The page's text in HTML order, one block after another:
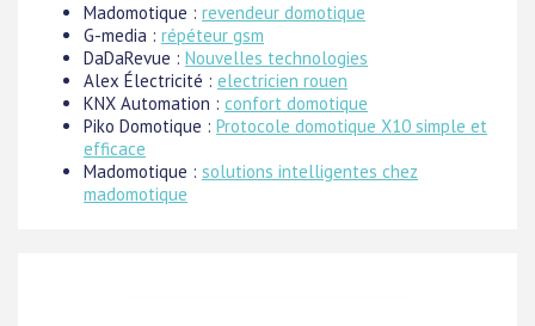
Madomotique : revendeur domotique
G-media : répéteur gsm
DaDaRevue : Nouvelles technologies
Alex Électricité : electricien rouen
KNX Automation : confort domotique
Piko Domotique : Protocole domotique X10 simple et
efficace
Madomotique : solutions intelligentes chez
madomotique